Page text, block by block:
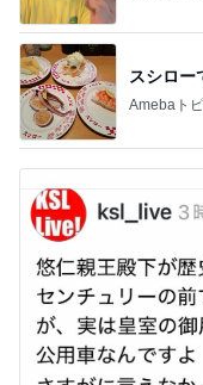
スシロー
Amebaト